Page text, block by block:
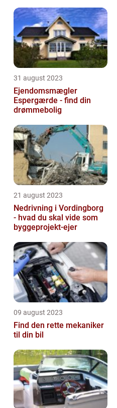
31 august 2023
Ejendomsmægler
Espergærde - find din
drømmebolig
21 august 2023
Nedrivning i Vordingborg
- hvad du skal vide som
byggeprojekt-ejer
09 august 2023
Find den rette mekaniker
til din bil